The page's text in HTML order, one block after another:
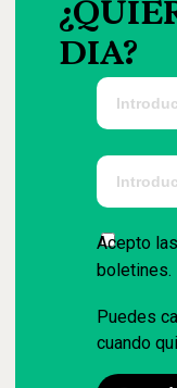
DIA?
Acepto
boletines.
Puedes
cuando